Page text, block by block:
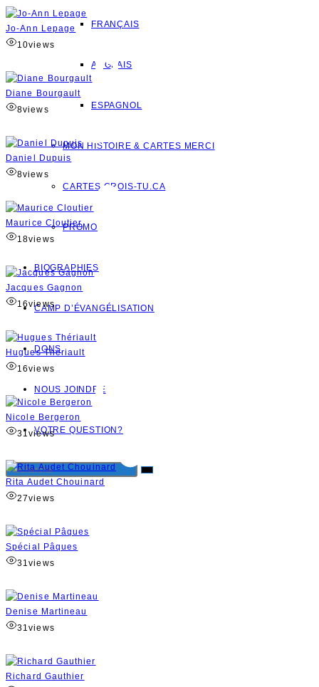
FRANÇAIS
ANGLAIS
ESPAGNOL
MON HISTOIRE & CARTES MERCI
CARTES CROIS-TU.CA
PROMO
BIOGRAPHIES
CAMP D’ÉVANGÉLISATION
DONS
NOUS JOINDRE
VOTRE QUESTION?
Jo-Ann Lepage
10views
Diane Bourgault
8views
Daniel Dupuis
8views
Maurice Cloutier
18views
Jacques Gagnon
16views
Hugues Thériault
16views
Nicole Bergeron
31views
Rita Audet Chouinard
27views
Spécial Pâques
31views
Denise Martineau
31views
Richard Gauthier